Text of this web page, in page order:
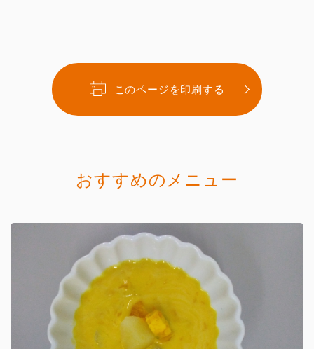
このページを印刷する
おすすめのメニュー